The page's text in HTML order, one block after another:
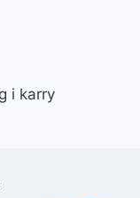
i karry